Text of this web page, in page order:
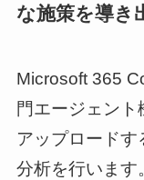
な施策を導き
Microsoft 365
門エージェン
アップロード
分析を行います